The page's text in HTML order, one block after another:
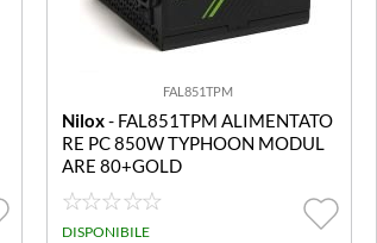
FAL851TPM
Nilox- FAL851TPM ALIMENTATO
RE PC 850W TYPHOON MODUL
ARE 80+GOLD
DISPONIBILE